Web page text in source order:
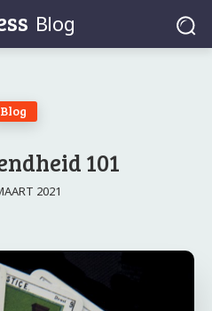
Blog
Blog
101
2021